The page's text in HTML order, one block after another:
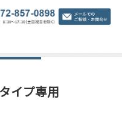
イプ専用